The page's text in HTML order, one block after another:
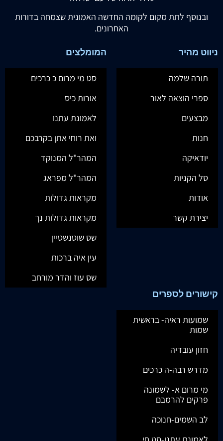
ובנוסף לתת מקום לקומה החדשה האמונית שצמחה בדורות
האחרונים.
ניווט מהיר
תורה שלמה
ספרי הוצאה לאור
מבצעים
חנות
יודאיקה
סל הקניות
אודות
יצירת קשר
המומלצים
סט מי מרום כ כרכים
אורות כיס
לאמונת עתנו
ואת רוחי אתן בקרבכם
המהר"ל המנוקד
המהר"ל מפראג
מקראות גדולות
מקראות גדולות נך
שס שוטנשטיין
עין איה ברכות
שס עוז והדר מורחב
קישורים לספרים
שמועות ראיה- בראשית
שמות
חזון עובדיה
מדרש רבה-ה כרכים
מי מרום א- לשמונה
פרקים להרמבם
לב השמים-חנוכה